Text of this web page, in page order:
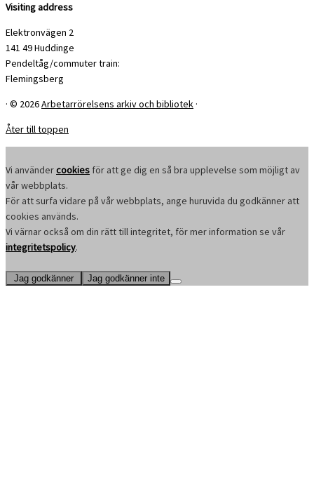
Visiting address
Elektronvägen 2
141 49 Huddinge
Pendeltåg/commuter train:
Flemingsberg
· © 2026Arbetarrörelsens arkiv och bibliotek ·
Åter till toppen
Vi användercookies för att ge dig en så bra upplevelse som möjligt av
vår webbplats.
För att surfa vidare på vår webbplats, ange huruvida du godkänner att
cookies används.
Vi värnar också om din rätt till integritet, för mer information se vår
integritetspolicy.
Jag godkänner Jag godkänner inte